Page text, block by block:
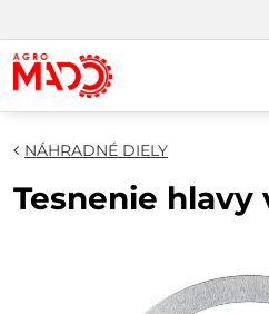
NÁHRADNÉ DIELY
Tesnenie hlavy